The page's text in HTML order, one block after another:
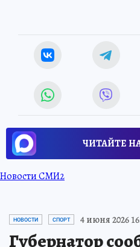
ЧИТАЙТЕ
Новости СМИ2
НОВОСТИ СПОРТ 4 июня 2026
Губернатор